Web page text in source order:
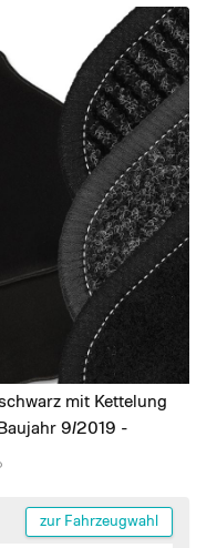
mit Kettelung
9/2019 -
zur Fahrzeugwahl